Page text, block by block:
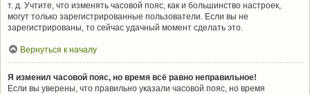
т. д. Учтите, что изменять часовой пояс, как и большинство настроек,
могут только зарегистрированные пользователи. Если вы не
зарегистрированы, то сейчас удачный момент сделать это.
Вернуться к началу
Я изменил часовой пояс, но время всё равно неправильное!
Если вы уверены, что правильно указали часовой пояс, но время